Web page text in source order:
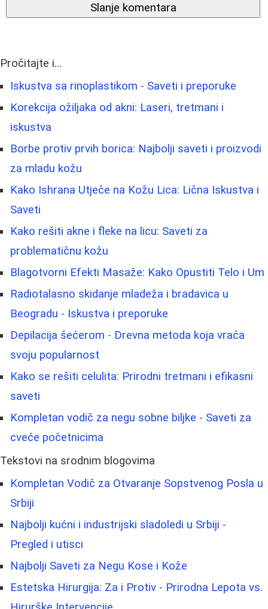
Slanje komentara
Pročitajte i...
Iskustva sa rinoplastikom - Saveti i preporuke
Korekcija ožiljaka od akni: Laseri, tretmani i
iskustva
Borbe protiv prvih borica: Najbolji saveti i proizvodi
za mladu kožu
Kako Ishrana Utječe na Kožu Lica: Lična Iskustva i
Saveti
Kako rešiti akne i fleke na licu: Saveti za
problematičnu kožu
Blagotvorni Efekti Masaže: Kako Opustiti Telo i Um
Radiotalasno skidanje mladeža i bradavica u
Beogradu - Iskustva i preporuke
Depilacija šećerom - Drevna metoda koja vraća
svoju popularnost
Kako se rešiti celulita: Prirodni tretmani i efikasni
saveti
Kompletan vodič za negu sobne biljke - Saveti za
cveće početnicima
Tekstovi na srodnim blogovima
Kompletan Vodič za Otvaranje Sopstvenog Posla u
Srbiji
Najbolji kućni i industrijski sladoledi u Srbiji -
Pregled i utisci
Najbolji Saveti za Negu Kose i Kože
Estetska Hirurgija: Za i Protiv - Prirodna Lepota vs.